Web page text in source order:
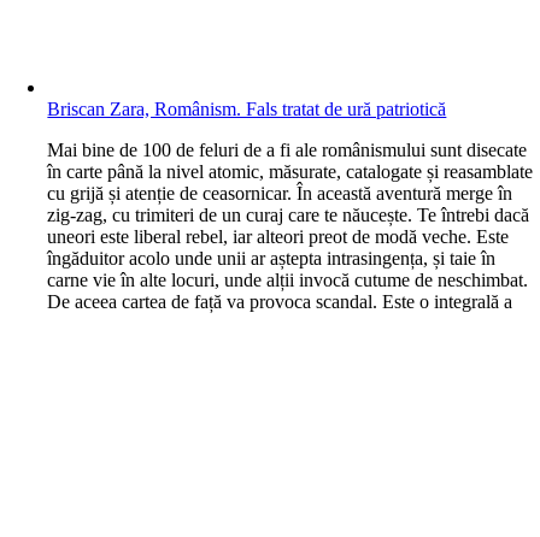
Briscan Zara, Românism. Fals tratat de ură patriotică
Mai bine de 100 de feluri de a fi ale românismului sunt disecate
în carte până la nivel atomic, măsurate, catalogate și reasamblate
cu grijă și atenție de ceasornicar. În această aventură merge în
zig-zag, cu trimiteri de un curaj care te năucește. Te întrebi dacă
uneori este liberal rebel, iar alteori preot de modă veche. Este
îngăduitor acolo unde unii ar aștepta intrasingența, și taie în
carne vie în alte locuri, unde alții invocă cutume de neschimbat.
De aceea cartea de față va provoca scandal. Este o integrală a